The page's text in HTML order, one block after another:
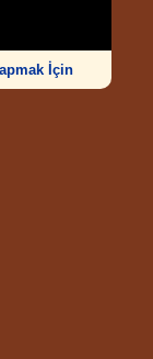
İçin